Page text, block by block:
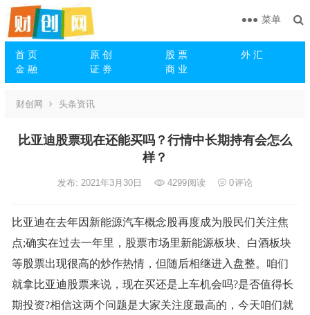
首 页 原 创 股 票
外 汇
金 融
证 券 商 业
菜单
财创网 头条资讯
比亚迪股票现在还能买吗？行情中长期持有会怎么
样？
发布: 2021年3月30日 4299阅读 0评论
比亚迪在去年因新能源汽车概念股再度成为股民们关注焦
点;确实在过去一年里，股票市场里新能源板块、白酒板块
等股票出现很高的炒作热情，但随后相继进入盘整。咱们
就拿比亚迪股票来说，现在买还是上车机会吗?是否值得长
期投资?相信这两个问题是大家关注度最高的，今天咱们就